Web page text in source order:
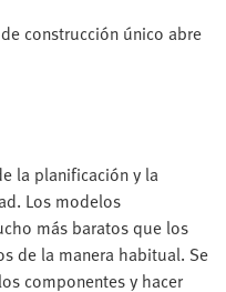
construcción único abre
la planificación y la
Los modelos
más baratos que los
de la manera habitual. Se
componentes y hacer